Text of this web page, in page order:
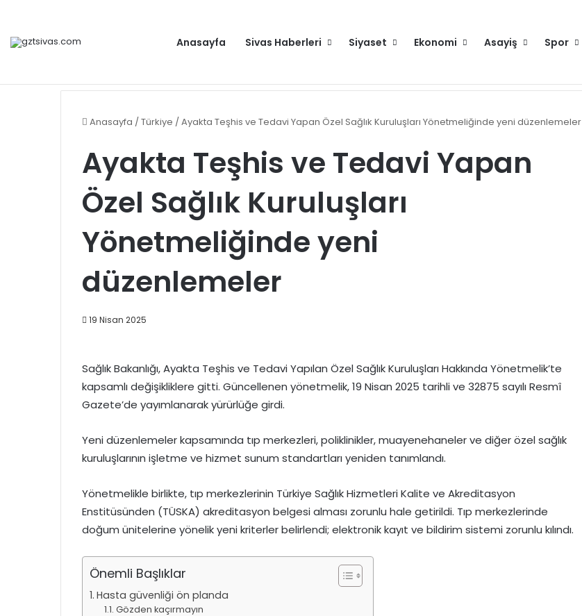
Anasayfa Sivas Haberleri Siyaset Ekonomi Asayiş Spor
Anasayfa /Türkiye /Ayakta Teşhis ve Tedavi Yapan Özel Sağlık Kuruluşları Yönetmeliğinde yeni düzenlemeler
Ayakta Teşhis ve Tedavi Yapan
Özel Sağlık Kuruluşları
Yönetmeliğinde yeni
düzenlemeler
19 Nisan 2025
Sağlık Bakanlığı, Ayakta Teşhis ve Tedavi Yapılan Özel Sağlık Kuruluşları Hakkında Yönetmelik’te
kapsamlı değişikliklere gitti. Güncellenen yönetmelik, 19 Nisan 2025 tarihli ve 32875 sayılı Resmî
Gazete’de yayımlanarak yürürlüğe girdi.
Yeni düzenlemeler kapsamında tıp merkezleri, poliklinikler, muayenehaneler ve diğer özel sağlık
kuruluşlarının işletme ve hizmet sunum standartları yeniden tanımlandı.
Yönetmelikle birlikte, tıp merkezlerinin Türkiye Sağlık Hizmetleri Kalite ve Akreditasyon
Enstitüsünden (TÜSKA) akreditasyon belgesi alması zorunlu hale getirildi. Tıp merkezlerinde
doğum ünitelerine yönelik yeni kriterler belirlendi; elektronik kayıt ve bildirim sistemi zorunlu kılındı.
Önemli Başlıklar
Hasta güvenliği ön planda
Gözden kaçırmayın